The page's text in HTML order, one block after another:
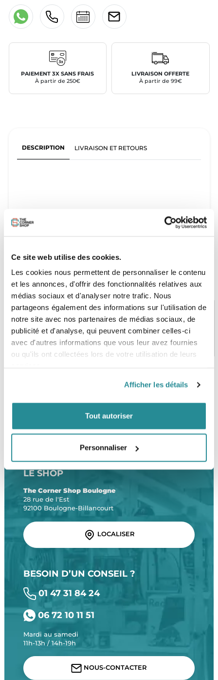
Ce site web utilise des cookies.
Les cookies nous permettent de personnaliser le contenu
et les annonces, d'offrir des fonctionnalités relatives aux
médias sociaux et d'analyser notre trafic. Nous
partageons également des informations sur l'utilisation de
notre site avec nos partenaires de médias sociaux, de
publicité et d'analyse, qui peuvent combiner celles-ci
avec d'autres informations que vous leur avez fournies
ou qu'ils ont collectées lors de votre utilisation de leurs
Afficher les détails
Tout autoriser
Personnaliser
PAIEMENT 3X SANS FRAIS
À partir de 250€
LIVRAISON OFFERTE
À partir de 99€
DESCRIPTION LIVRAISON ET RETOURS
PAIEMENT SÉCURISÉ
CB, VISA, Mastercard, ALMA
STOCK EN TEMPS RÉEL
Plus de 5000 produits en stock
LE SHOP
The Corner Shop Boulogne
28 rue de l'Est
92100 Boulogne-Billancourt
LOCALISER
BESOIN D’UN CONSEIL ?
01 47 31 84 24
06 72 10 11 51
Mardi au samedi
11h-13h / 14h-19h
NOUS-CONTACTER